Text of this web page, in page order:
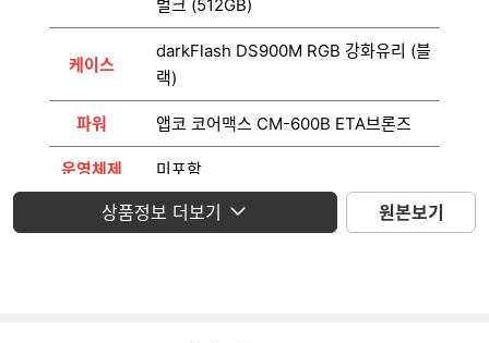
벌크 (512GB)
케이스
darkFlash DS900M RGB 강화유리 (블
랙)
파워 앱코 코어맥스 CM-600B ETA브론즈
운영체제 미포함
모니터 미포함
상품정보 더보기 원본보기